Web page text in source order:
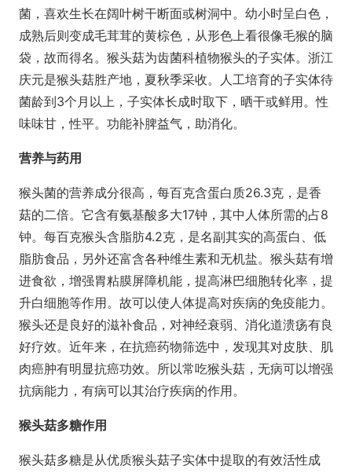
菌，喜欢生长在阔叶树干断面或树洞中。幼小时呈白色，
成熟后则变成毛茸茸的黄棕色，从形色上看很像毛猴的脑
袋，故而得名。猴头菇为齿菌科植物猴头的子实体。浙江
庆元是猴头菇胜产地，夏秋季采收。人工培育的子实体待
菌龄到3个月以上，子实体长成时取下，晒干或鲜用。性
味味甘，性平。功能补脾益气，助消化。
营养与药用
猴头菌的营养成分很高，每百克含蛋白质26.3克，是香
菇的二倍。它含有氨基酸多大17钟，其中人体所需的占8
钟。每百克猴头含脂肪4.2克，是名副其实的高蛋白、低
脂肪食品，另外还富含各种维生素和无机盐。猴头菇有增
进食欲，增强胃粘膜屏障机能，提高淋巴细胞转化率，提
升白细胞等作用。故可以使人体提高对疾病的免疫能力。
猴头还是良好的滋补食品，对神经衰弱、消化道溃疡有良
好疗效。近年来，在抗癌药物筛选中，发现其对皮肤、肌
肉癌肿有明显抗癌功效。所以常吃猴头菇，无病可以增强
抗病能力，有病可以其治疗疾病的作用。
猴头菇多糖作用
猴头菇多糖是从优质猴头菇子实体中提取的有效活性成